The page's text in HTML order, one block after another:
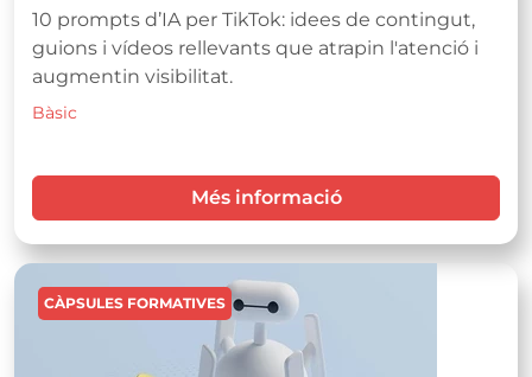
10 prompts d’IA per TikTok: idees de contingut,
guions i vídeos rellevants que atrapin l'atenció i
augmentin visibilitat.
Bàsic
Més informació
Imatge
CÀPSULES FORMATIVES